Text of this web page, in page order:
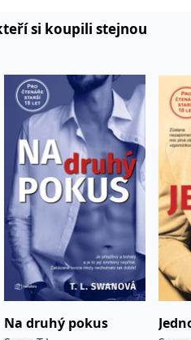
si koupili stejnou
Na druhý pokus